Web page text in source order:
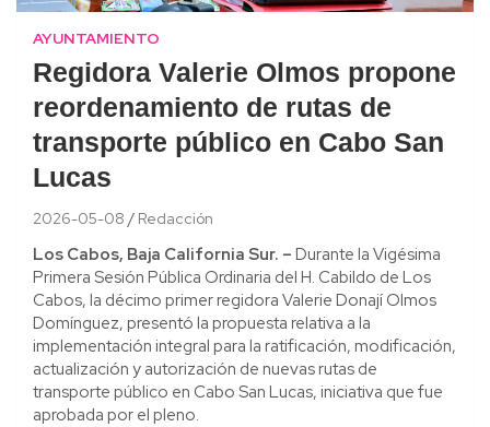
AYUNTAMIENTO
Regidora Valerie Olmos propone
reordenamiento de rutas de
transporte público en Cabo San
Lucas
2026-05-08 Redacción
Los Cabos, Baja California Sur. – Durante la Vigésima
Primera Sesión Pública Ordinaria del H. Cabildo de Los
Cabos, la décimo primer regidora Valerie Donají Olmos
Domínguez, presentó la propuesta relativa a la
implementación integral para la ratificación, modificación,
actualización y autorización de nuevas rutas de
transporte público en Cabo San Lucas, iniciativa que fue
aprobada por el pleno.